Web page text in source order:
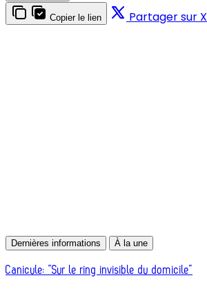
Copier le lien Partager sur X
Dernières informations À la une
Canicule: “Sur le ring invisible du domicile”